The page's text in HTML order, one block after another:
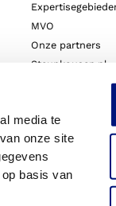
media te
onze site
basis van
MVO
Onze partners
Steunkousen.nl
Blessurewijzer.nl
Nieuws
Innovatie &
Livit